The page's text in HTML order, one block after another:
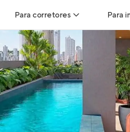
Para corretores
Leads para Corretores
Corretor+
Parcerias imobiliárias
Hub de Corretores
Para